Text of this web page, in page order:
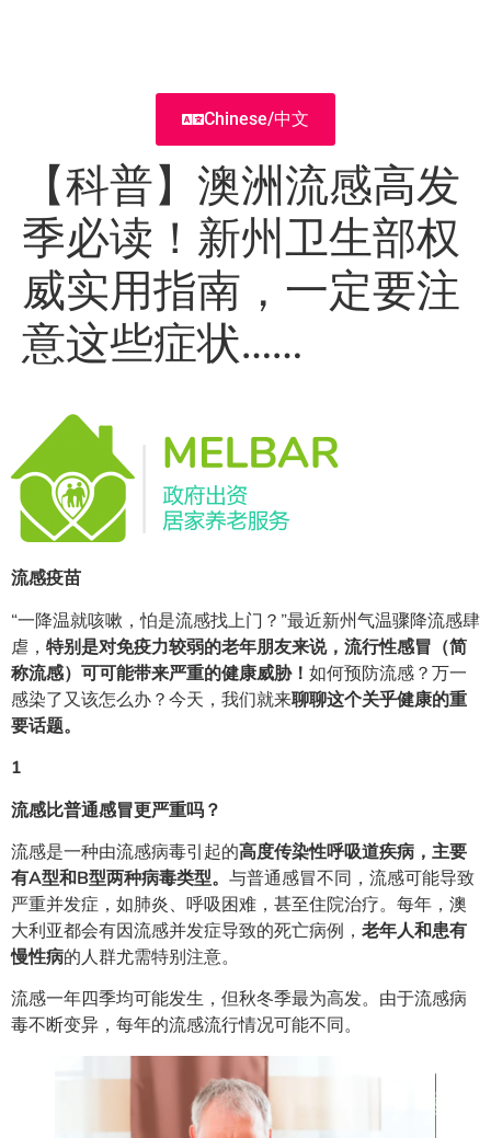
Chinese/中文
【科普】澳洲流感高发
季必读！新州卫生部权
威实用指南，一定要注
意这些症状……
流感疫苗
“一降温就咳嗽，怕是流感找上门？”最近新州气温骤降流感肆
虐， 特别是对免疫力较弱的老年朋友来说，流行性感冒（简
称流感）可可能带来严重的健康威胁！ 如何预防流感？万一
感染了又该怎么办？今天，我们就来聊聊这个关乎健康的重
要话题。
1
流感比普通感冒更严重吗？
流感是一种由流感病毒引起的高度传染性呼吸道疾病，主要
有A型和B型两种病毒类型。 与普通感冒不同，流感可能导致
严重并发症，如肺炎、呼吸困难，甚至住院治疗。每年，澳
大利亚都会有因流感并发症导致的死亡病例， 老年人和患有
慢性病的人群尤需特别注意。
流感一年四季均可能发生，但秋冬季最为高发。由于流感病
毒不断变异，每年的流感流行情况可能不同。